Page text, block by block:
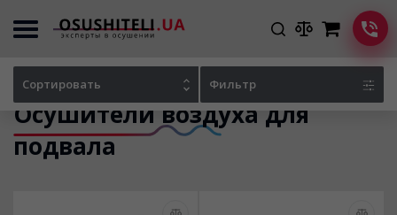
Осушители воздуха для
подвала
Сортировать Фильтр